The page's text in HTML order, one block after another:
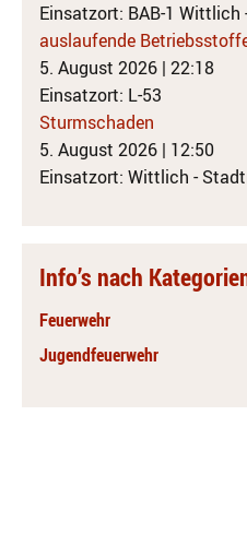
Einsatzort: BAB-1 Wittlich
auslaufende
5. August 2026 | 22:18
Einsatzort: L-53
Sturmschaden
5. August 2026 | 12:50
Einsatzort: Wittlich -
Info’s nach
Feuerwehr
Jugendfeuerwehr